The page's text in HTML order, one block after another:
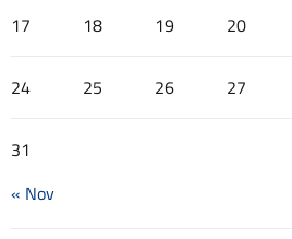
17 18 19 20
24 25 26 27
31
« Nov